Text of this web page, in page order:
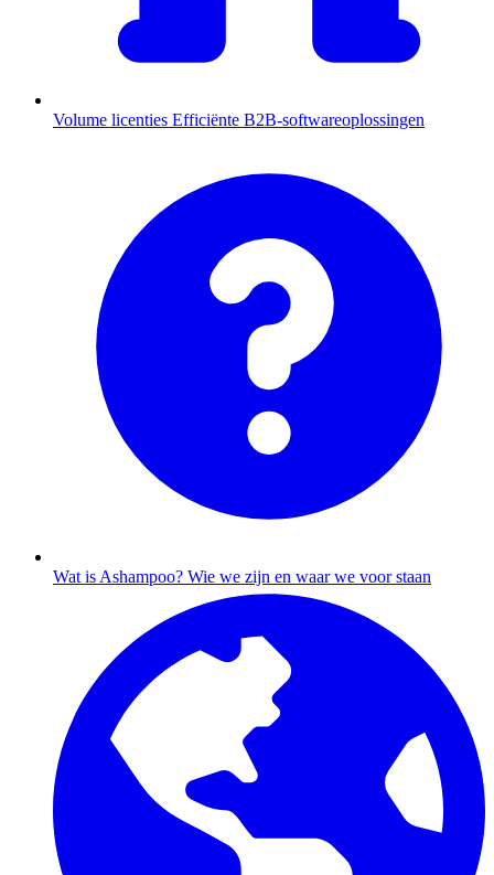
Volume licenties Efficiënte B2B-softwareoplossingen
Wat is Ashampoo? Wie we zijn en waar we voor staan